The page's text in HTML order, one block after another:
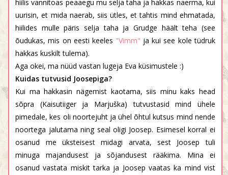
hiilis vannitoas peaaegu mu selja taha ja hakkas naerma, kui
uurisin, et mida naerab, siis ütles, et tahtis mind ehmatada,
hiilides mulle päris selja taha ja Grudge häält teha (see
õudukas, mis on eesti keeles "Vimm" ja kui see kole tüdruk
hakkas kuskilt tulema).
Aga okei, ma nüüd vastan lugeja Eva küsimustele :)
Kuidas tutvusid Joosepiga?
Kui ma hakkasin nägemist kaotama, siis minu kaks head
sõpra (Kaisutiiger ja Marjuška) tutvustasid mind ühele
pimedale, kes oli noortejuht ja ühel õhtul kutsus mind nende
noortega jalutama ning seal oligi Joosep. Esimesel korral ei
osanud me üksteisest midagi arvata, sest Joosep tuli
minuga majandusest ja sõjandusest rääkima. Mina ei
osanud vastata miskit tarka ja Joosep vaatas ka mind vist